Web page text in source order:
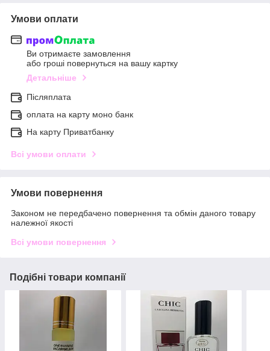
Умови оплати
Ви отримаєте замовлення
або гроші повернуться на вашу картку
Детальніше
Післяплата
оплата на карту моно банк
На карту Приватбанку
Всі умови оплати
Умови повернення
Законом не передбачено повернення та обмін даного товару
належної якості
Всі умови повернення
Подібні товари компанії